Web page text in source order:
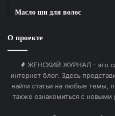
Секреты точного
профессиональных
1. Сосредоточьтесь.
Масло ши для волос
О проекте
ЖЕНСКИЙ ЖУРНАЛ - это
интернет блог. Здесь
найти статьи на любые темы,
также ознакомиться с